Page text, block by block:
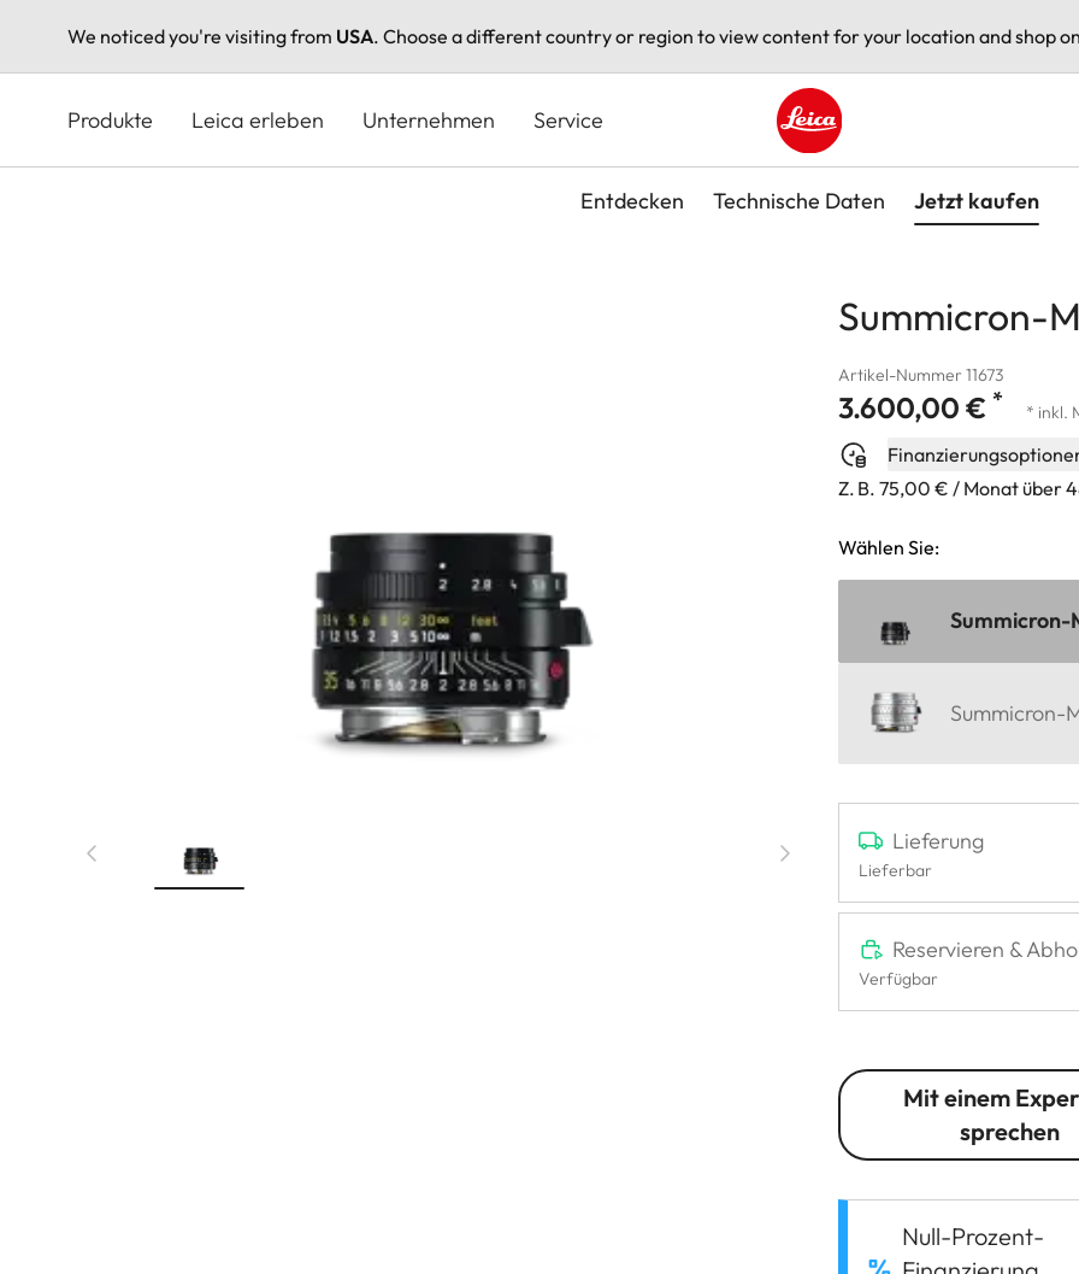
We noticed you're visiting from USA. Choose a different country or region to view content for your location and shop
Produkte Leica erleben Unternehmen Service
Leica logo - Home
Entdecken Technische Daten Jetzt kaufen
Summicron-
Artikel-Nummer 11673
3.600,00 € * * inkl.
Z. B. 75,00 € / Monat über
Wählen Sie:
Summicron-
Summicron-
Lieferung
Lieferbar
Reservieren &
Verfügbar
Mit einem
sprechen
Null-Prozent-